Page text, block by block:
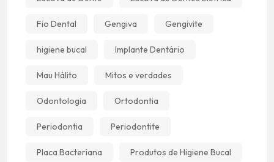
Fio Dental Gengiva Gengivite
higiene bucal Implante Dentário
Mau Hálito Mitos e verdades
Odontologia Ortodontia
Periodontia Periodontite
Placa Bacteriana Produtos de Higiene Bucal